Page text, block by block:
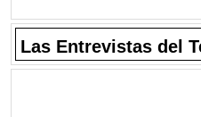
Las Entrevistas del